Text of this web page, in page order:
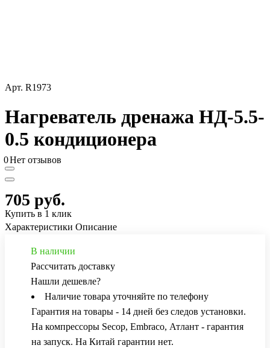
Арт. R1973
Нагреватель дренажа НД-5.5-
0.5 кондиционера
0Нет отзывов
705 руб.
Купить в 1 клик
Характеристики Описание
В наличии
Рассчитать доставку
Нашли дешевле?
Наличие товара уточняйте по телефону
Гарантия на товары - 14 дней без следов установки.
На компрессоры Secop, Embraco, Атлант - гарантия
на запуск. На Китай гарантии нет.